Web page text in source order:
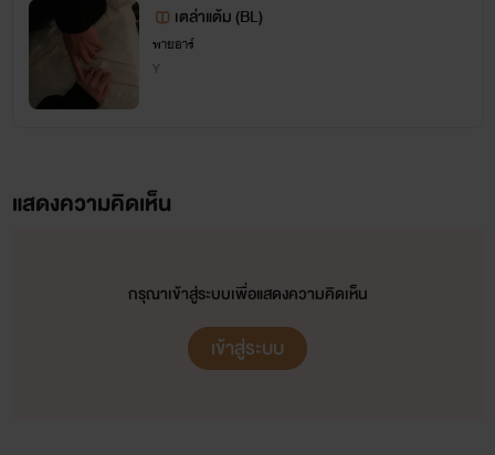
อ่านทุกท่านนะคะ
ให้ติดตามด้วยนะคะ
ทั้งหมด 4 เรื่อง ได้แก่
เตล่าแต้ม (BL)
พายอาร์
Y
แสดงความคิดเห็น
กรุณาเข้าสู่ระบบเพื่อแสดงความคิดเห็น
เข้าสู่ระบบ